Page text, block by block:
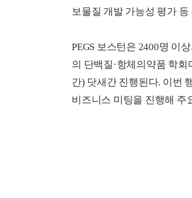
보물질 개발 가능성 평가
PEGS 보스턴은 2400명 이
의 단백질·항체의약품 학
간) 닷새간 진행된다. 이번
비즈니스 미팅을 진행해 주